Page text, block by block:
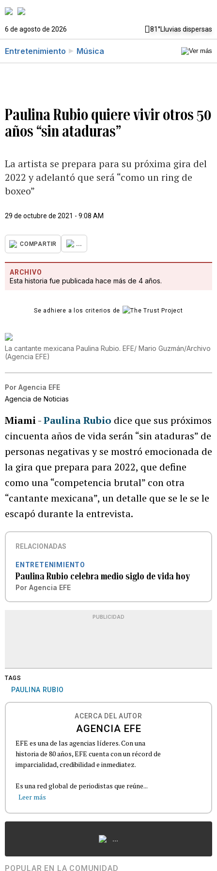
6 de agosto de 2026 81°Lluvias dispersas
Entretenimiento Música
Paulina Rubio quiere vivir otros 50
años “sin ataduras”
La artista se prepara para su próxima gira del
2022 y adelantó que será “como un ring de
boxeo”
29 de octubre de 2021 - 9:08 AM
COMPARTIR ...
ARCHIVO
Esta historia fue publicada hace más de 4 años.
Se adhiere a los criterios de
La cantante mexicana Paulina Rubio. EFE/ Mario Guzmán/Archivo
(Agencia EFE)
Por Agencia EFE
Agencia de Noticias
Miami-Paulina Rubio dice que sus próximos
cincuenta años de vida serán “sin ataduras” de
personas negativas y se mostró emocionada de
la gira que prepara para 2022, que define
como una “competencia brutal” con otra
“cantante mexicana”, un detalle que se le se le
escapó durante la entrevista.
RELACIONADAS
ENTRETENIMIENTO
Paulina Rubio celebra medio siglo de vida hoy
Por Agencia EFE
PUBLICIDAD
TAGS
PAULINA RUBIO
ACERCA DEL AUTOR
AGENCIA EFE
EFE es una de las agencias líderes. Con una
historia de 80 años, EFE cuenta con un récord de
imparcialidad, credibilidad e inmediatez.
Es una red global de periodistas que reúne...
Leer más
...
POPULAR EN LA COMUNIDAD